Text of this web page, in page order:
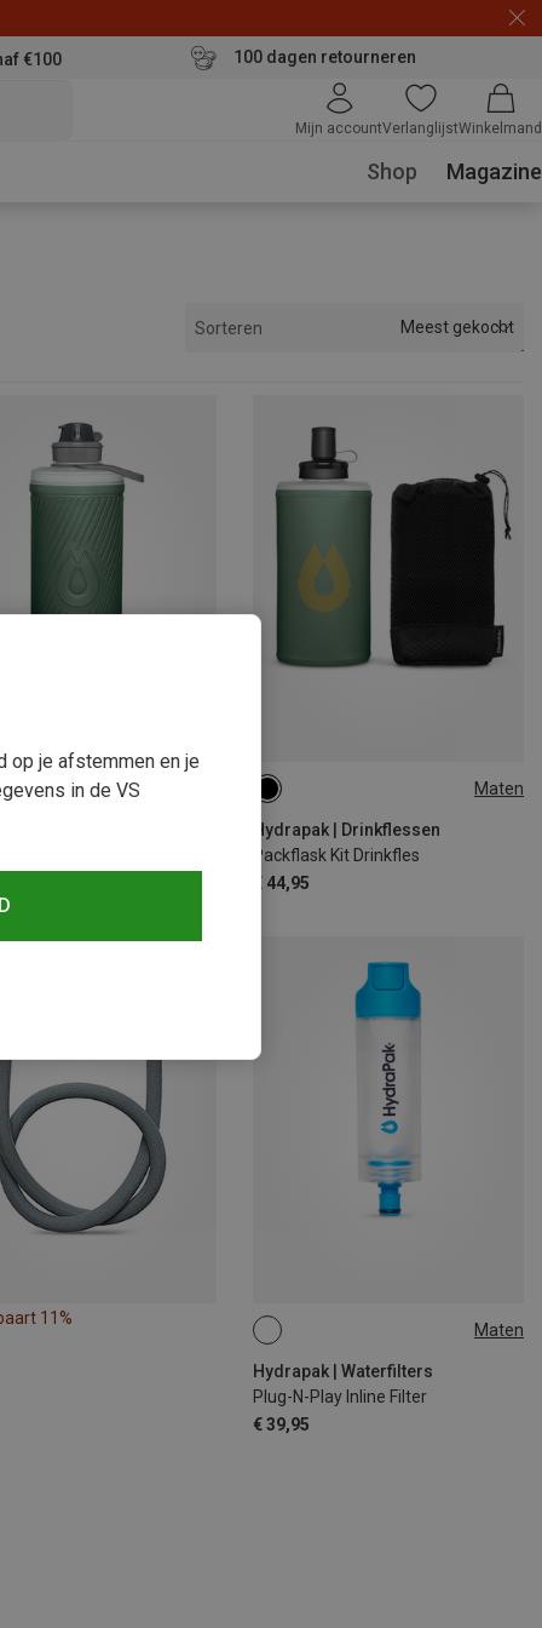
€100 100 dagen retourneren
Mijn accountVerlanglijstWinkelmand
Shop Magazine
Sorteren Meest gekocht
Maten
Hydrapak | Drinkflessen
Packflask Kit Drinkfles
€ 44,95
0.75L
11%
Maten
Hydrapak | Waterfilters
Plug-N-Play Inline Filter
€ 39,95
ONE SIZE
op je afstemmen en je
in de VS